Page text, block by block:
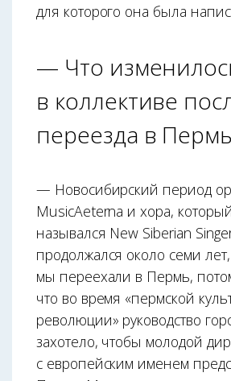
для которого она была
— Что
в коллективе
переезда в
— Новосибирский период
MusicAeterna и хора,
назывался New Siberian
продолжался около семи
мы переехали в Пермь,
что во время «пермской
революции» руководство
захотело, чтобы молодой
с европейским именем